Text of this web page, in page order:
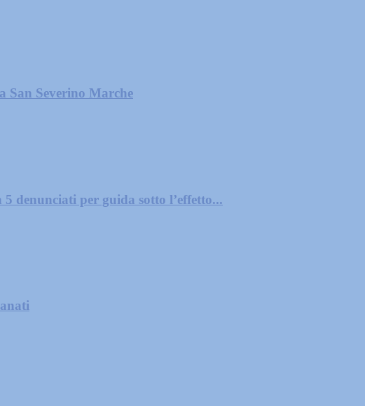
San Severino Marche
denunciati per guida sotto l’effetto...